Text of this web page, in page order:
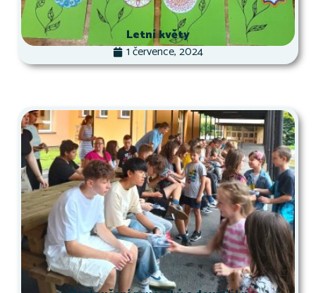
Letní květy
1 července, 2024